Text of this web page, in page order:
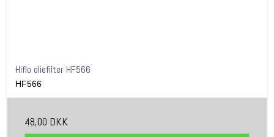
Hiflo oliefilter HF566
HF566
48,00 DKK